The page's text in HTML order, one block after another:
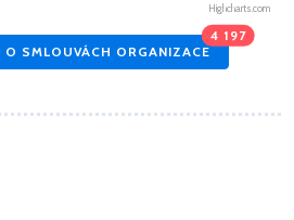
Highcharts.com
SMLOUVÁCH ORGANIZACE
4 197